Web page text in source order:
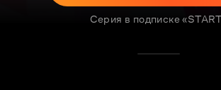
Серия в подписке